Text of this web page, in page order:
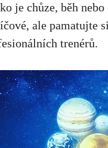
je chůze, běh
ale pamatujte
trenérů.